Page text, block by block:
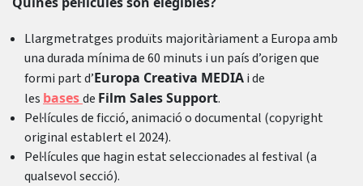
Llargmetratges produïts majoritàriament a Europa amb
una durada mínima de 60 minuts i un país d’origen que
formi part d’Europa Creativa MEDIAi de
les basesde Film Sales Support.
Pel·lícules de ficció, animació o documental (copyright
original establert el 2024).
Pel·lícules que hagin estat seleccionades al festival (a
qualsevol secció).